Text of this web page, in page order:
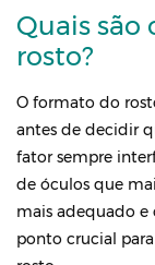
Quais são
rosto?
O formato do
antes de decidir
fator sempre
de óculos que
mais adequado e
ponto crucial